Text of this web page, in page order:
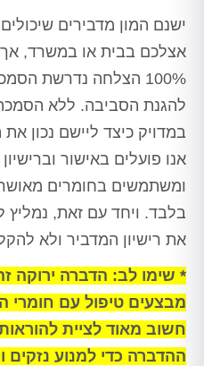
ישנם המון מדבירים
אצלכם בבית או במשרד, אך
100% הצלחה נדרשת
להגנת הסביבה. ללא
במדויק כיצד ליישם נכון
אנו פועלים באישור
ומשתמשים בחומרים
בלבד. ויחד עם זאת,
את רישיון המדביר ולא
* שימו לב: הדברה ירוקה
מבצעים טיפול עם חומרי
חשוב מאוד לציית
ההדברה כדי למנוע נזקים